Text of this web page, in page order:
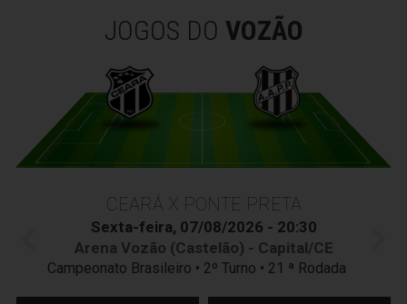
JOGOS DO VOZÃO
CEARÁ X PONTE PRETA
Sexta-feira, 07/08/2026 - 20:30
Arena Vozão (Castelão) - Capital/CE
Campeonato Brasileiro • 2º Turno • 21 ª Rodada